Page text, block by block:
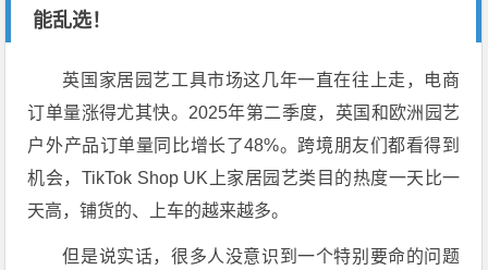
能乱选！
英国家居园艺工具市场这几年一直在往上走，电商
订单量涨得尤其快。2025年第二季度，英国和欧洲园艺
户外产品订单量同比增长了48%。跨境朋友们都看得到
机会，TikTok Shop UK上家居园艺类目的热度一天比一
天高，铺货的、上车的越来越多。
但是说实话，很多人没意识到一个特别要命的问题